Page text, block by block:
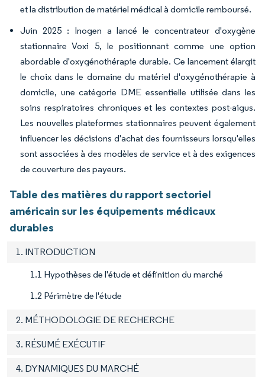
et la distribution de matériel médical à domicile remboursé.
Juin 2025 : Inogen a lancé le concentrateur d'oxygène
stationnaire Voxi 5, le positionnant comme une option
abordable d'oxygénothérapie durable. Ce lancement élargit
le choix dans le domaine du matériel d'oxygénothérapie à
domicile, une catégorie DME essentielle utilisée dans les
soins respiratoires chroniques et les contextes post-aigus.
Les nouvelles plateformes stationnaires peuvent également
influencer les décisions d'achat des fournisseurs lorsqu'elles
sont associées à des modèles de service et à des exigences
de couverture des payeurs.
Table des matières du rapport sectoriel
américain sur les équipements médicaux
durables
1. INTRODUCTION
1.1 Hypothèses de l'étude et définition du marché
1.2 Périmètre de l'étude
2. MÉTHODOLOGIE DE RECHERCHE
3. RÉSUMÉ EXÉCUTIF
4. DYNAMIQUES DU MARCHÉ